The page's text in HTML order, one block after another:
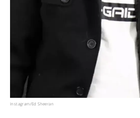
Instagram/Ed Sheeran